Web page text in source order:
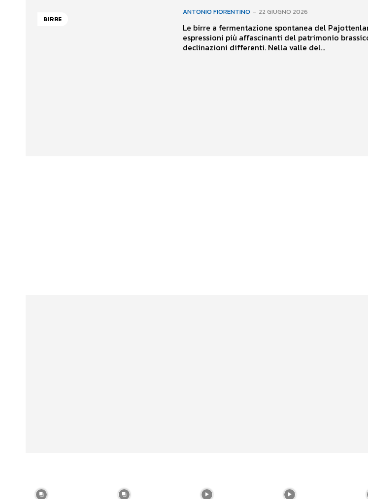
BIRRE
ANTONIO FIORENTINO - 22 GIUGNO 2026
Le birre a fermentazione spontanea del
espressioni più affascinanti del patrimonio
declinazioni differenti. Nella valle del...